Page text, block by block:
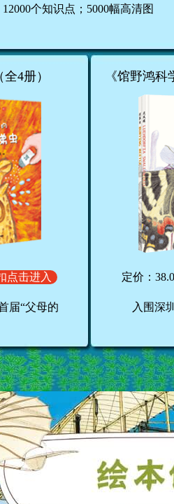
个知识点；5000幅高清图
4册）
点击进入
届“父母的
《馆野鸿
定价：
入围深